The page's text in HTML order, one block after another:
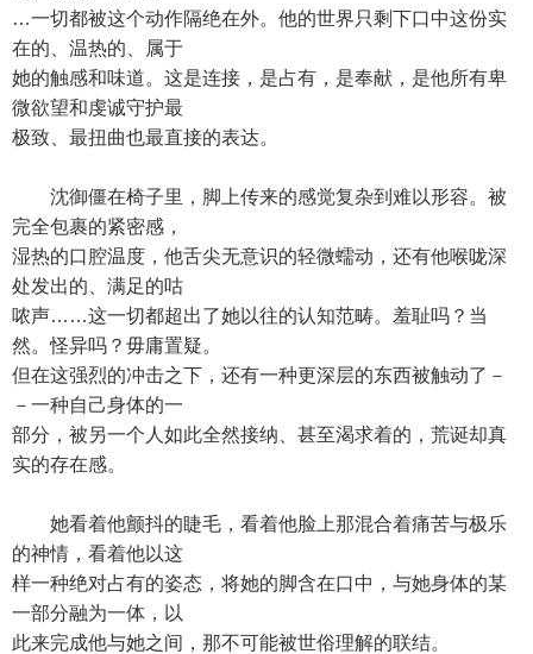
…一切都被这个动作隔绝在外。他的世界只剩下口中这份实
在的、温热的、属于
她的触感和味道。这是连接，是占有，是奉献，是他所有卑
微欲望和虔诚守护最
极致、最扭曲也最直接的表达。
沈御僵在椅子里，脚上传来的感觉复杂到难以形容。被
完全包裹的紧密感，
湿热的口腔温度，他舌尖无意识的轻微蠕动，还有他喉咙深
处发出的、满足的咕
哝声……这一切都超出了她以往的认知范畴。羞耻吗？当
然。怪异吗？毋庸置疑。
但在这强烈的冲击之下，还有一种更深层的东西被触动了－
－一种自己身体的一
部分，被另一个人如此全然接纳、甚至渴求着的，荒诞却真
实的存在感。
她看着他颤抖的睫毛，看着他脸上那混合着痛苦与极乐
的神情，看着他以这
样一种绝对占有的姿态，将她的脚含在口中，与她身体的某
一部分融为一体，以
此来完成他与她之间，那不可能被世俗理解的联结。